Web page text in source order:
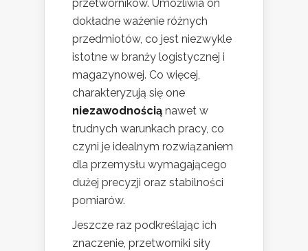
przetworników. Umożliwia on
dokładne ważenie różnych
przedmiotów, co jest niezwykle
istotne w branży logistycznej i
magazynowej. Co więcej,
charakteryzują się one
niezawodnością nawet w
trudnych warunkach pracy, co
czyni je idealnym rozwiązaniem
dla przemysłu wymagającego
dużej precyzji oraz stabilności
pomiarów.
Jeszcze raz podkreślając ich
znaczenie, przetworniki siły